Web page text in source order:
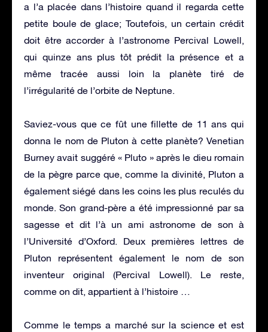
a l’a placée dans l’histoire quand il regarda cette
petite boule de glace; Toutefois, un certain crédit
doit être accorder à l’astronome Percival Lowell,
qui quinze ans plus tôt prédit la présence et a
même tracée aussi loin la planète tiré de
l’irrégularité de l’orbite de Neptune.
Saviez-vous que ce fût une fillette de 11 ans qui
donna le nom de Pluton à cette planète? Venetian
Burney avait suggéré « Pluto » après le dieu romain
de la pègre parce que, comme la divinité, Pluton a
également siégé dans les coins les plus reculés du
monde. Son grand-père a été impressionné par sa
sagesse et dit l’à un ami astronome de son à
l’Université d’Oxford. Deux premières lettres de
Pluton représentent également le nom de son
inventeur original (Percival Lowell). Le reste,
comme on dit, appartient à l’histoire …
Comme le temps a marché sur la science et est